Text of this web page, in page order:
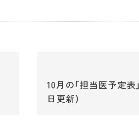
10月の「担当医予定表
日更新）